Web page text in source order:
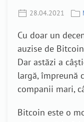
28.04.2021
Cu doar un
auzise de
Dar astăzi a
largă, împreună
companii mari,
Bitcoin este o